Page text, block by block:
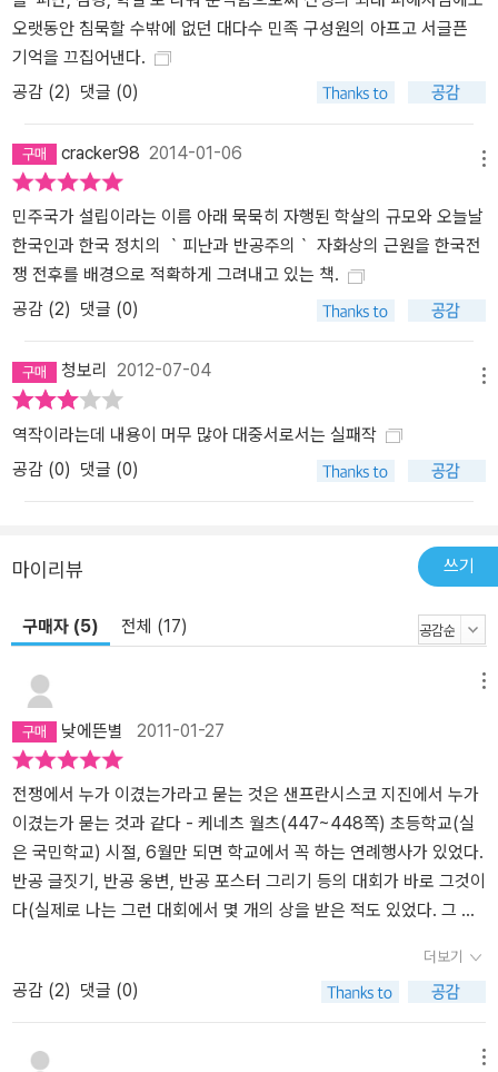
오랫동안 침묵할 수밖에 없던 대다수 민족 구성원의 아프고 서글픈
기억을 끄집어낸다.
공감 (2) 댓글 (0)
cracker98 2014-01-06
민주국가 설립이라는 이름 아래 묵묵히 자행된 학살의 규모와 오늘날
한국인과 한국 정치의 ｀피난과 반공주의｀ 자화상의 근원을 한국전
쟁 전후를 배경으로 적확하게 그려내고 있는 책.
공감 (2) 댓글 (0)
청보리 2012-07-04
역작이라는데 내용이 머무 많아 대중서로서는 실패작
공감 (0) 댓글 (0)
마이리뷰 쓰기
구매자 (5) 전체 (17)
낮에뜬별 2011-01-27
전쟁에서 누가 이겼는가라고 묻는 것은 샌프란시스코 지진에서 누가
이겼는가 묻는 것과 같다 - 케네츠 월츠(447~448쪽) 초등학교(실
은 국민학교) 시절, 6월만 되면 학교에서 꼭 하는 연례행사가 있었다.
반공 글짓기, 반공 웅변, 반공 포스터 그리기 등의 대회가 바로 그것이
다(실제로 나는 그런 대회에서 몇 개의 상을 받은 적도 있었다. 그 내
그림 그리기였다. 대한민국 국군이 승리하는 순간이 아니라면, 연상
되는 그림은 컴컴한 새벽에 붉은 별을 단 북한군의 탱크가 철조망을
짓밟으며 넘어오는 장면이다. 바로 1950년 6월 25일의 순간을 그린
것인데, 교과서 등에서 이미 익숙해진 장면이었다. 그 장면은 마치 내
더보기
공감 (2) 댓글 (0)